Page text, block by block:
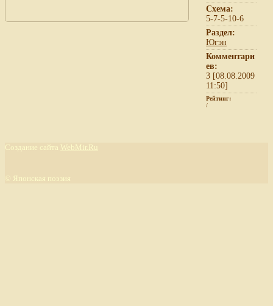
Схема:
5-7-5-10-6
Раздел:
Югэн
Комментари
ев:
3 [08.08.2009
11:50]
Рейтинг:
/
Создание сайта WebMir.Ru
Японская поэзия